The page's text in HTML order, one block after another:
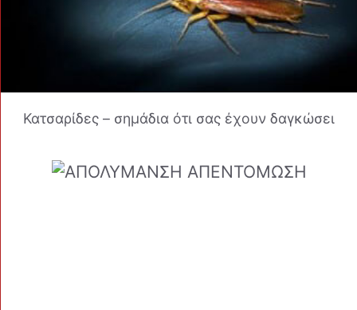
Κατσαρίδες – σημάδια ότι σας έχουν δαγκώσει